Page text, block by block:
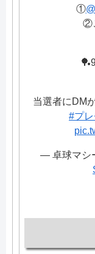
①
②
当選者にDM
#プ
— 卓球マシ